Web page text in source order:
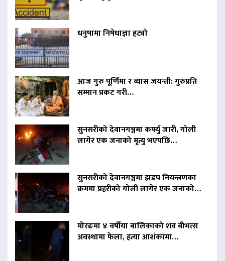
धनुषामा निषेधाज्ञा हट्यो
आज गुरु पूर्णिमा र व्यास जयन्ती: गुरुप्रति
सम्मान प्रकट गरी…
सुनसरीको देवानगञ्जमा कर्फ्यु जारी, गोली
लागेर एक जनाको मृत्यु भएपछि…
सुनसरीको देवानगञ्जमा झडप नियन्त्रणका
क्रममा प्रहरीको गोली लागेर एक जनाको…
मोरङमा ४ वर्षीया बालिकाको शव बीभत्स
अवस्थामा फेला, हत्या आशंकामा…